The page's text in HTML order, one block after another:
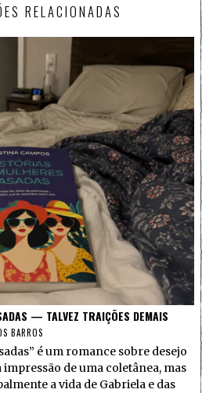
RELACIONADAS
— TALVEZ TRAIÇÕES DEMAIS
BARROS
é um romance sobre desejo
de uma coletânea, mas
a vida de Gabriela e das